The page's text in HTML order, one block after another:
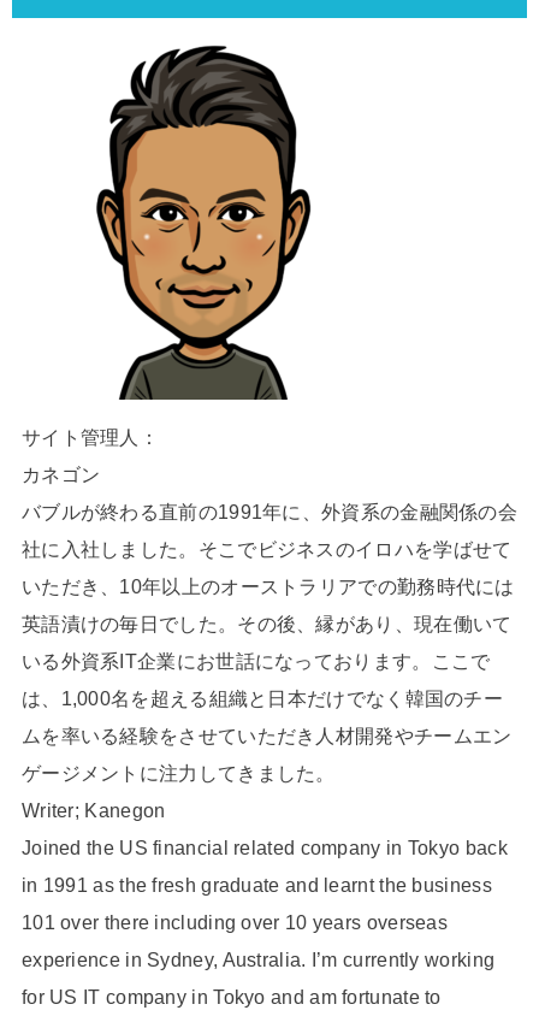
サイト管理人：
カネゴン
バブルが終わる直前の1991年に、外資系の金融関係の会
社に入社しました。そこでビジネスのイロハを学ばせて
いただき、10年以上のオーストラリアでの勤務時代には
英語漬けの毎日でした。その後、縁があり、現在働いて
いる外資系IT企業にお世話になっております。ここで
は、1,000名を超える組織と日本だけでなく韓国のチー
ムを率いる経験をさせていただき人材開発やチームエン
ゲージメントに注力してきました。
Writer; Kanegon
Joined the US financial related company in Tokyo back
in 1991 as the fresh graduate and learnt the business
101 over there including over 10 years overseas
experience in Sydney, Australia. I’m currently working
for US IT company in Tokyo and am fortunate to